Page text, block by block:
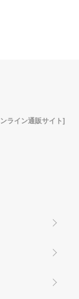
ライン通販サイト]